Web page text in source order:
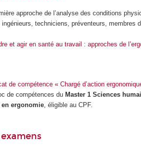
approche de l’analyse des conditions
techniciens, préventeurs, membres
et agir en santé au travail : approches de
de compétence « Chargé d’action
de compétences du Master 1 Sciences
ergonomie, éligible au CPF.